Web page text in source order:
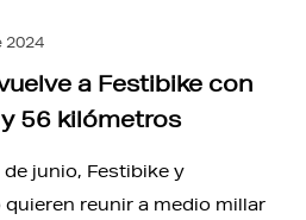
2024
a Festibike con
56 kilómetros
junio, Festibike y
reunir a medio millar